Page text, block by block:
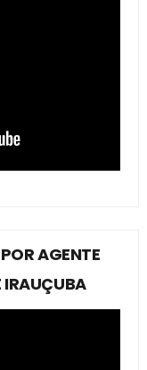
AGENTE
IRAUÇUBA